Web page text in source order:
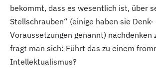
bekommt, dass es wesentlich ist, über
Stellschrauben“ (einige haben sie Denk-
Voraussetzungen genannt) nachdenken
fragt man sich: Führt das zu einem
Intellektualismus?